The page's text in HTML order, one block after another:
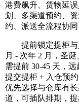
港费飙升、货物延
划、多渠道预约、
约、派送全流程协同
提前锁定提柜与
月 - 次年 2 月，圣
需提前 30-45 天，
提交提柜 + 入仓预
优先选择与仓库有
道，可插队排期，